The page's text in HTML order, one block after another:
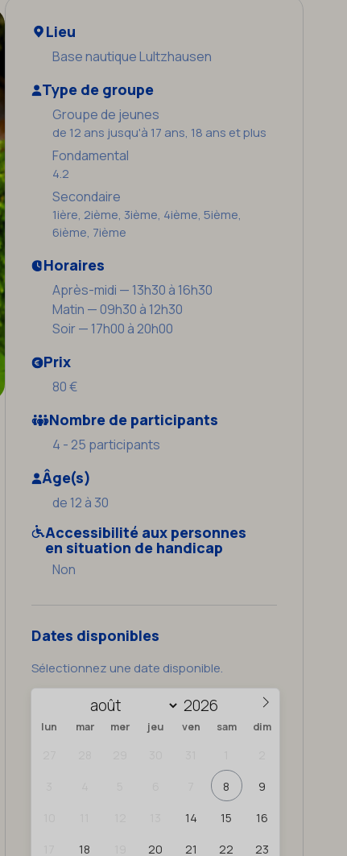
Lieu
Base nautique Lultzhausen
Type de groupe
Groupe de jeunes
de 12 ans jusqu'à 17 ans, 18 ans et plus
Fondamental
4.2
Secondaire
1ière, 2ième, 3ième, 4ième, 5ième,
6ième, 7ième
Horaires
Après-midi — 13h30 à 16h30
Matin — 09h30 à 12h30
Soir — 17h00 à 20h00
Prix
80 €
Nombre de participants
4 - 25 participants
Âge(s)
de 12 à 30
Accessibilité aux personnes
en situation de handicap
Non
Dates disponibles
Sélectionnez une date disponible.
lun mar mer jeu ven sam dim
8 9
14 15 16
18 20 21 22 23